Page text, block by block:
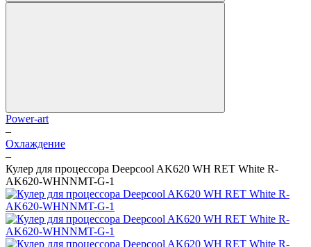
Power-art
–
Охлаждение
–
Кулер для процессора Deepcool AK620 WH RET White R-
AK620-WHNNMT-G-1